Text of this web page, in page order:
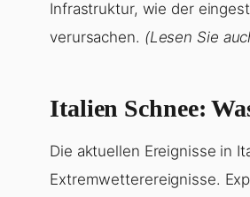
Infrastruktur, wie der
verursachen. (Lesen Sie
Italien Schnee:
Die aktuellen Ereignisse in
Extremwetterereignisse.